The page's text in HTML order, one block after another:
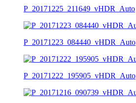
P_20171225_211649_vHDR_Auto
P_20171223_084440_vHDR_Auto
P_20171222_195905_vHDR_Auto